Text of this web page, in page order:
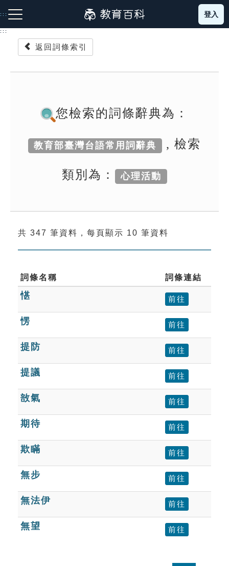
到
主
:::
成語故事
索引選單
單字索引
生命大百科索引
遊戲專區
教學應用
貓頭鷹博士
登入
:::
返回詞條索引
您檢索的詞條辭典為：
教育部臺灣台語常用詞辭典 , 檢索
類別為： 心理活動
共 347 筆資料，每頁顯示 10 筆資料
詞條名稱 詞條連結
愖 前往
愣 前往
提防 前往
提議 前往
敨氣 前往
期待 前往
欺瞞 前往
無步 前往
無法伊 前往
無望 前往